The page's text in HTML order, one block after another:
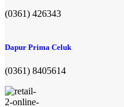
(0361) 426343
Dapur Prima Celuk
(0361) 8405614